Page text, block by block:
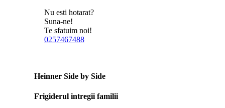
Nu esti hotarat?
Suna-ne!
Te sfatuim noi!
0257467488
Heinner Side by Side
Frigiderul intregii familii